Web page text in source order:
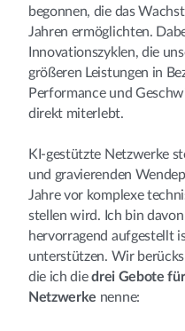
begonnen, die das
Jahren ermöglichten.
Innovationszyklen, die
größeren Leistungen in
Performance und
direkt miterlebt.
KI-gestützte Netzwerke
und gravierenden
Jahre vor komplexe
stellen wird. Ich bin
hervorragend aufgestellt
unterstützen. Wir
die ich diedrei Gebote
Netzwerke nenne: